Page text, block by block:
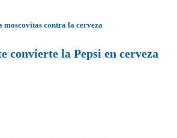
moscovitas contra la cerveza
convierte la Pepsi en cerveza